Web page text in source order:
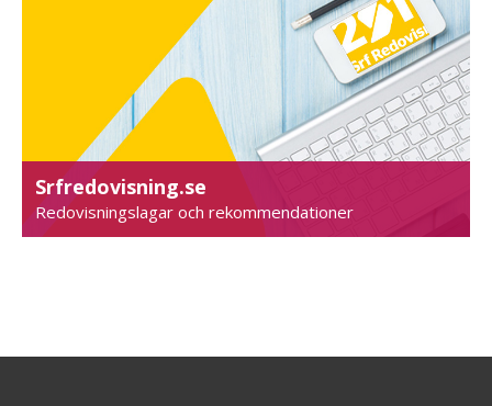
Srfredovisning.se
Redovisningslagar och rekommendationer